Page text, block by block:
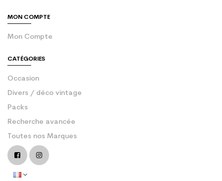
MON COMPTE
Mon Compte
CATÉGORIES
Occasion
Divers / déco vintage
Packs
Recherche avancée
Toutes nos Marques